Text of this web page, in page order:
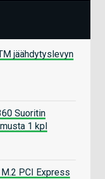
jäähdytyslevyn
Suoritin
1 kpl
PCI Express